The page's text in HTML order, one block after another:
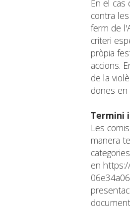
En el cas
contra
ferm de
criteri
pròpia
accions.
de la
dones en
Termini
Les
manera
en